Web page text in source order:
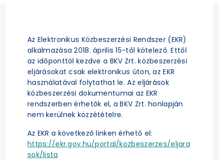
Az Elektronikus Közbeszerzési Rendszer (EKR)
alkalmazása 2018. április 15-től kötelező. Ettől
az időponttól kezdve a BKV Zrt. közbeszerzési
eljárásokat csak elektronikus úton, az EKR
használatával folytathat le. Az eljárások
közbeszerzési dokumentumai az EKR
rendszerben érhetők el, a BKV Zrt. honlapján
nem kerülnek közzétételre.
Az EKR a következő linken érhető el:
https://ekr.gov.hu/portal/kozbeszerzes/eljara
sok/lista